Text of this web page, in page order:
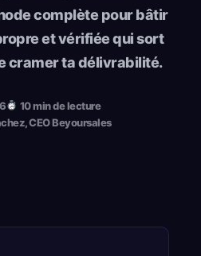
complète pour bâtir
et vérifiée qui sort
cramer ta délivrabilité.
10 min de lecture
CEO Beyoursales